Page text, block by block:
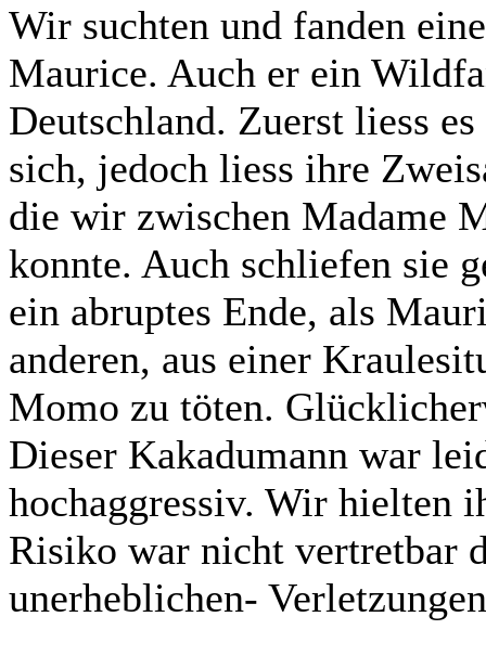
Wir suchten und fanden
Maurice. Auch er ein
Deutschland. Zuerst liess
sich, jedoch liess ihre
die wir zwischen Madame
konnte. Auch schliefen sie
ein abruptes Ende, als
anderen, aus einer
Momo zu töten.
Dieser Kakadumann war
hochaggressiv. Wir hielten
Risiko war nicht vertretbar
unerheblichen-